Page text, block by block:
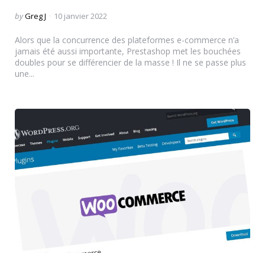
Posted
byGreg J 10 janvier 2022
Alors que la concurrence des plateformes e-commerce n’a
jamais été aussi importante, Prestashop met les bouchées
doubles pour se différencier de la masse ! Il ne se passe plus
une...